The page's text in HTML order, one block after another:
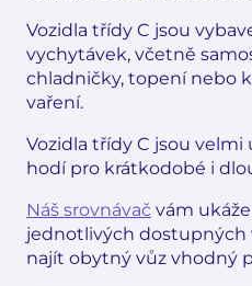
Vozidla třídy C jsou
vychytávek, včetně
chladničky, topení nebo
vaření.
Vozidla třídy C jsou velmi
hodí pro krátkodobé i
Náš srovnávač vám
jednotlivých dostupných
najít obytný vůz vhodný